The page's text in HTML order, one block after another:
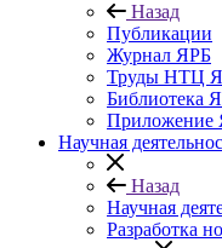
Назад
Публикации
Журнал ЯРБ
Труды НТЦ
Библиотека
Приложение
Научная
Назад
Научная
Разработка